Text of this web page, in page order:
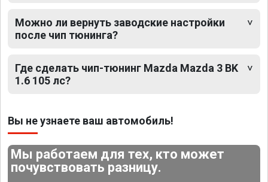
Можно ли вернуть заводские настройки
после чип тюнинга?
Где сделать чип-тюнинг Mazda Mazda 3 BK
1.6 105 лс?
Вы не узнаете ваш автомобиль!
Мы работаем для тех, кто может
почувствовать разницу.